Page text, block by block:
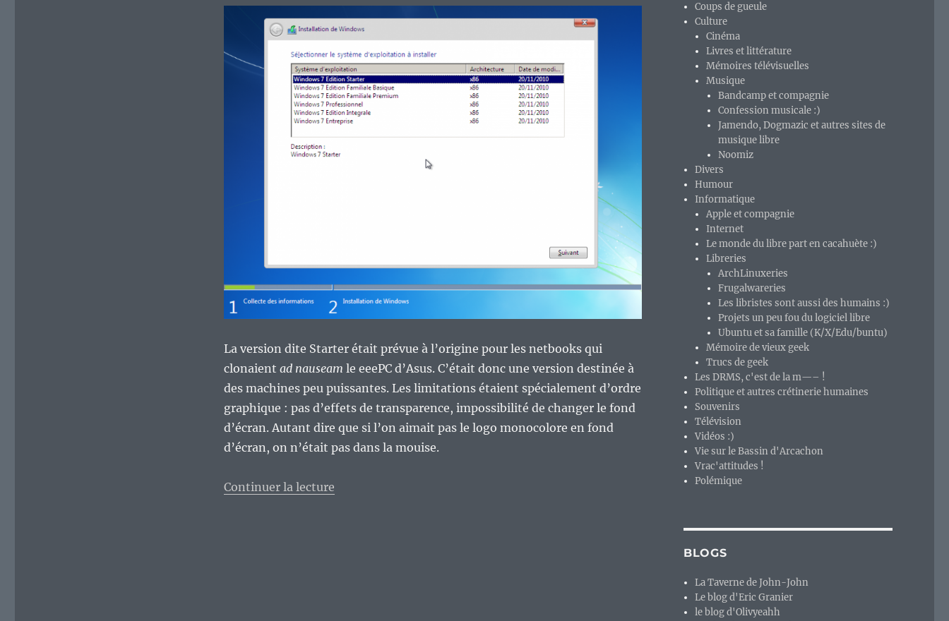
La version dite Starter était prévue à l’origine pour les netbooks qui
clonaient ad nauseam le eeePC d’Asus. C’était donc une version destinée à
des machines peu puissantes. Les limitations étaient spécialement d’ordre
graphique : pas d’effets de transparence, impossibilité de changer le fond
d’écran. Autant dire que si l’on aimait pas le logo monocolore en fond
d’écran, on n’était pas dans la mouise.
Continuer la lecturede « Vieux Geek, épisode 113 : MS-Windows 7 Starter Edition, l’ancêtre de MS-Windows 10 S… »
Coups de gueule
Culture
Cinéma
Livres et littérature
Mémoires télévisuelles
Musique
Bandcamp et compagnie
Confession musicale :)
Jamendo, Dogmazic et autres sites de
musique libre
Noomiz
Divers
Humour
Informatique
Apple et compagnie
Internet
Le monde du libre part en cacahuète :)
Libreries
ArchLinuxeries
Frugalwareries
Les libristes sont aussi des humains :)
Projets un peu fou du logiciel libre
Ubuntu et sa famille (K/X/Edu/buntu)
Mémoire de vieux geek
Trucs de geek
Les DRMS, c'est de la m—– !
Politique et autres crétinerie humaines
Souvenirs
Télévision
Vidéos :)
Vie sur le Bassin d'Arcachon
Vrac'attitudes !
Polémique
BLOGS
La Taverne de John-John
Le blog d'Eric Granier
le blog d'Olivyeahh